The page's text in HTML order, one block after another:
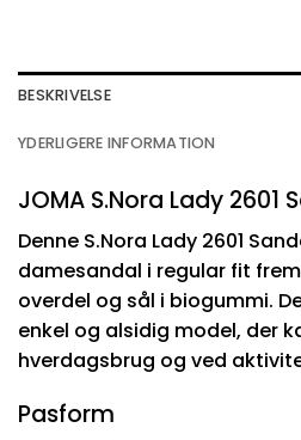
BESKRIVELSE
YDERLIGERE INFORMATION
JOMA S.Nora Lady 2601
Denne S.Nora Lady 2601
damesandal i regular fit
overdel og sål i biogummi.
enkel og alsidig model, der
hverdagsbrug og ved
Pasform